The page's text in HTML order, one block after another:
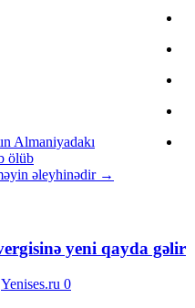
Almaniyadakı
ölüb
əleyhinədir →
yeni qayda gəlir
Yenises.ru 0